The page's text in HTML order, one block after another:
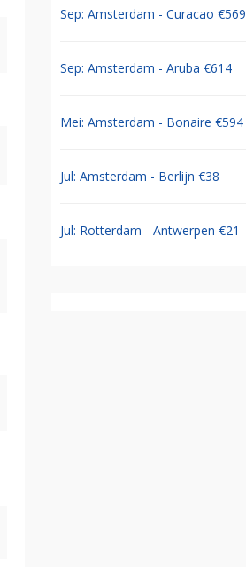
Sep: Amsterdam - Curacao €569
Sep: Amsterdam - Aruba €614
Mei: Amsterdam - Bonaire €594
Jul: Amsterdam - Berlijn €38
Jul: Rotterdam - Antwerpen €21